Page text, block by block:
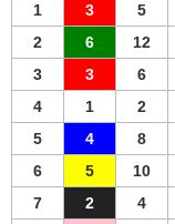
1 3 5
2
6 12
3
3 6
4
1 2
5
4 8
6
5 10
7
2 4